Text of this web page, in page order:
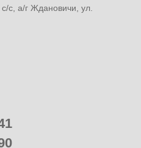
с, а/г Ждановичи, ул.